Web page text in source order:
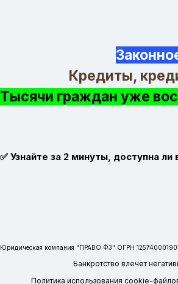
Кредиты,
Тысячи граждан уже
✅ Узнайте за 2 минуты, доступна
Юридическая компания "ПРАВО ФЗ" ОГРН
Банкротство влечет
Политика использования cookie-